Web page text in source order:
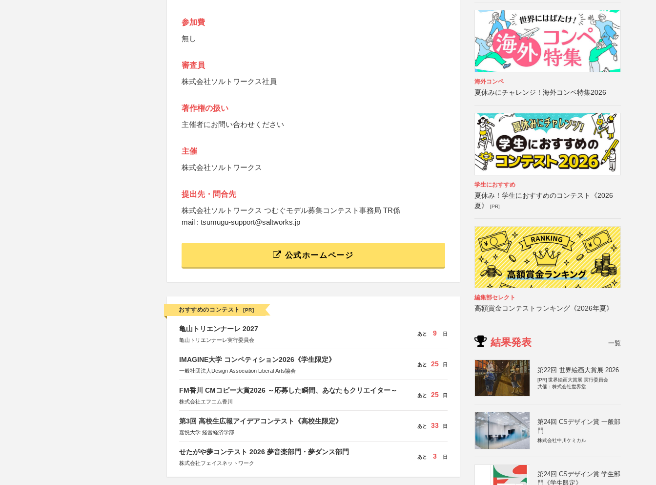
参加費
無し
審査員
株式会社ソルトワークス社員
著作権の扱い
主催者にお問い合わせください
主催
株式会社ソルトワークス
提出先・問合先
株式会社ソルトワークス つむぐモデル募集コンテスト事務局 TR係
mail : tsumugu-support@saltworks.jp
公式ホームページ
おすすめのコンテスト [PR]
亀山トリエンナーレ 2027
亀山トリエンナーレ実行委員会
あと 9 日
IMAGINE大学 コンペティション2026《学生限定》
一般社団法人Design Association Liberal Arts協会
あと 25 日
FM香川 CMコピー大賞2026 ～応募した瞬間、あなたもクリエイター～
株式会社エフエム香川
あと 25 日
第3回 高校生広報アイデアコンテスト《高校生限定》
嘉悦大学 経営経済学部
あと 33 日
せたがや夢コンテスト 2026 夢音楽部門・夢ダンス部門
株式会社フェイスネットワーク
あと 3 日
海外コンペ
夏休みにチャレンジ！海外コンペ特集2026
学生におすすめ
夏休み！学生におすすめのコンテスト《2026
夏》
[PR]
編集部セレクト
高額賞金コンテストランキング《2026年夏》
結果発表 一覧
第22回 世界絵画大賞展 2026
[PR] 世界絵画大賞展 実行委員会
共催：株式会社世界堂
第24回 CSデザイン賞 一般部
門
株式会社中川ケミカル
第24回 CSデザイン賞 学生部
門《学生限定》